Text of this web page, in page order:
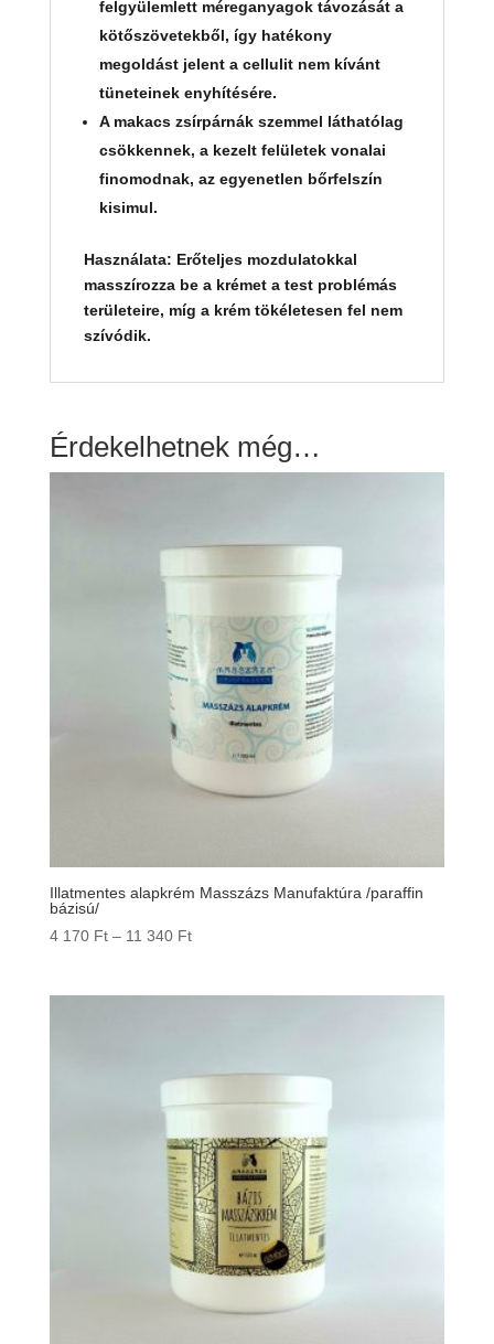
felgyülemlett méreganyagok távozását a
kötőszövetekből, így hatékony
megoldást jelent a cellulit nem kívánt
tüneteinek enyhítésére.
A makacs zsírpárnák szemmel láthatólag
csökkennek, a kezelt felületek vonalai
finomodnak, az egyenetlen bőrfelszín
kisimul.
Használata: Erőteljes mozdulatokkal
masszírozza be a krémet a test problémás
területeire, míg a krém tökéletesen fel nem
szívódik.
Érdekelhetnek még…
Illatmentes alapkrém Masszázs Manufaktúra /paraffin
bázisú/
4 170 Ft – 11 340 FtÁrtartomány: